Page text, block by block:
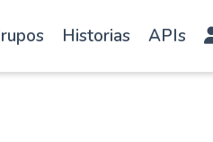
Historias APIs